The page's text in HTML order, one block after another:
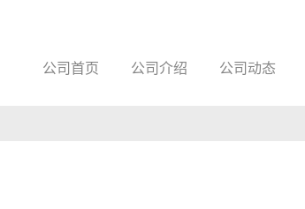
公司首页 公司介绍 公司动态